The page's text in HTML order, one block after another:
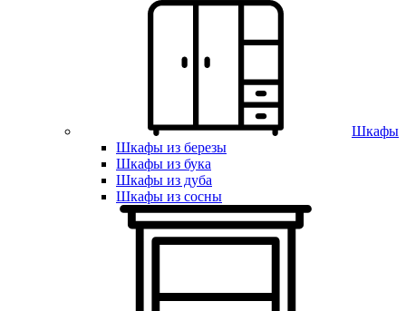
Шкафы
Шкафы из березы
Шкафы из бука
Шкафы из дуба
Шкафы из сосны